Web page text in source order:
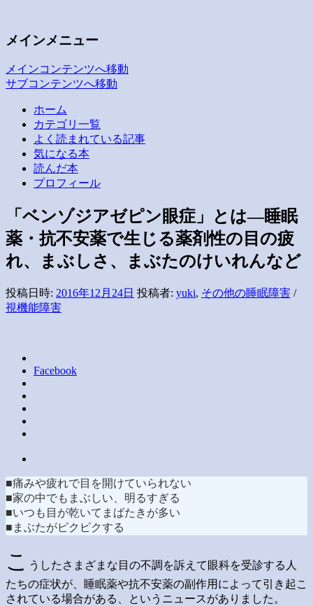
いつも空が見えるから
子どもの疲労と発達・愛着
メインメニュー
メインコンテンツへ移動
サブコンテンツへ移動
ホーム
カテゴリ一覧
よく読まれている記事
気になる本
読んだ本
プロフィール
「ベンゾジアゼピン眼症」とは―睡眠
薬・抗不安薬で生じる薬剤性の目の疲
れ、まぶしさ、まぶたのけいれんなど
投稿日時: 2016年12月24日 投稿者: yuki, その他の睡眠障害 /
視機能障害
Facebook
■痛みや疲れで目を開けていられない
■家の中でもまぶしい、明るすぎる
■いつも目が乾いてまばたきが多い
■まぶたがピクピクする
こ うしたさまざまな目の不調を訴えて眼科を受診する人
たちの症状が、睡眠薬や抗不安薬の副作用によって引き起こ
されている場合がある、というニュースがありました。